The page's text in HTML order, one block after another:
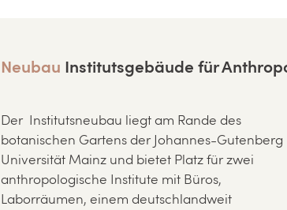
Neubau Institutsgebäude für
Der Institutsneubau liegt am Rande des
botanischen Gartens der Johannes-Gutenberg
Universität Mainz und bietet Platz für zwei
anthropologische Institute mit Büros,
Laborräumen, einem deutschlandweit